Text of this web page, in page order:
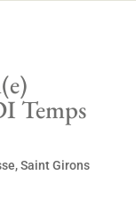
Temps
,Saint Girons